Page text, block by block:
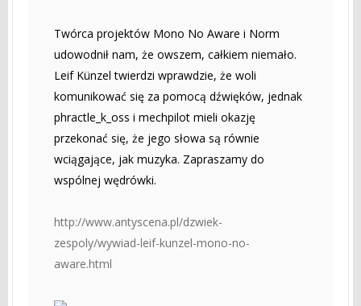
Twórca projektów Mono No Aware i Norm
udowodnił nam, że owszem, całkiem niemało.
Leif Künzel twierdzi wprawdzie, że woli
komunikować się za pomocą dźwięków, jednak
phractle_k_oss i mechpilot mieli okazję
przekonać się, że jego słowa są równie
wciągające, jak muzyka. Zapraszamy do
wspólnej wędrówki.
http://www.antyscena.pl/dzwiek-
zespoly/wywiad-leif-kunzel-mono-no-
aware.html